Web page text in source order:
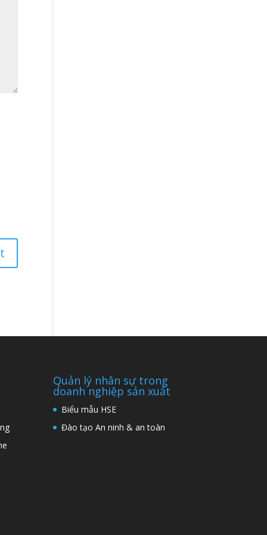
Quản lý nhân sự trong
doanh nghiệp sản xuất
Biểu mẫu HSE
Đào tạo An ninh & an toàn